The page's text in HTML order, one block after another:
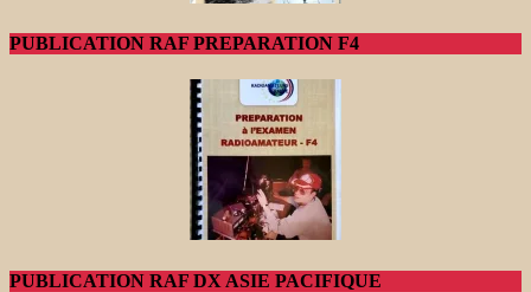
PUBLICATION RAF PREPARATION F4
PUBLICATION RAF DX ASIE PACIFIQUE